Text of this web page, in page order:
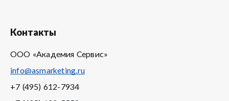
Контакты
ООО «Академия Сервис»
info@asmarketing.ru
+7 (495) 612-7934